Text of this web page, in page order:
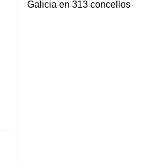
Galicia en 313 concellos